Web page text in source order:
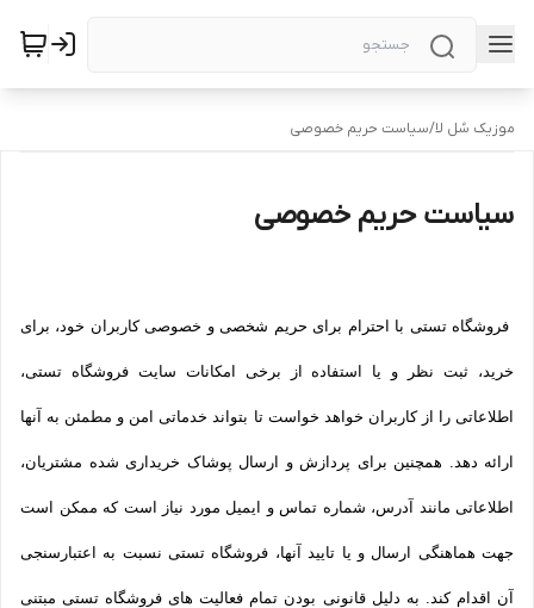
موزیک سُل لا/سیاست حریم خصوصی
سیاست حریم خصوصی
فروشگاه تستی با احترام برای حریم شخصی و خصوصی کاربران خود، برای
خرید، ثبت نظر و یا استفاده از برخی امکانات سایت فروشگاه تستی،
اطلاعاتی را از کاربران خواهد خواست تا بتواند خدماتی امن و مطمئن به آنها
ارائه دهد. همچنین برای پردازش و ارسال پوشاک خریداری شده مشتریان،
اطلاعاتی مانند آدرس، شماره تماس و ایمیل مورد نیاز است که ممکن است
جهت هماهنگی ارسال و یا تایید آنها، فروشگاه تستی نسبت به اعتبارسنجی
آن اقدام کند. به دلیل قانونی بودن تمام فعالیت های فروشگاه تستی مبتنی